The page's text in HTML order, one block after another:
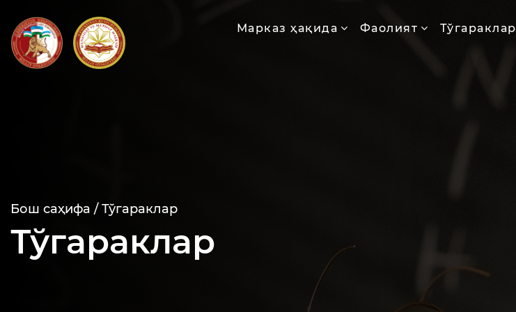
Марказ ҳақида Фаолият Тўгараклар
Бош саҳифа / Тўгараклар
Тўгараклар